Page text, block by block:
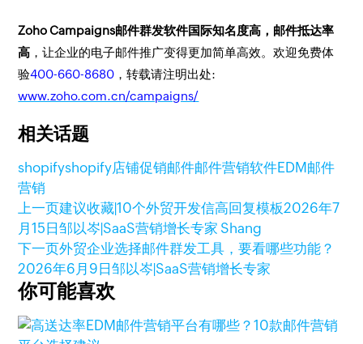
Zoho Campaigns邮件群发软件国际知名度高，邮件抵达率
高 ，让企业的电子邮件推广变得更加简单高效。欢迎免费体
验400-660-8680 ，转载请注明出处:
www.zoho.com.cn/campaigns/
相关话题
shopifyshopify店铺促销邮件邮件营销软件EDM邮件
营销
上一页建议收藏|10个外贸开发信高回复模板2026年7
月15日邹以岑|SaaS营销增长专家 Shang
下一页外贸企业选择邮件群发工具，要看哪些功能？
2026年6月9日邹以岑|SaaS营销增长专家
你可能喜欢